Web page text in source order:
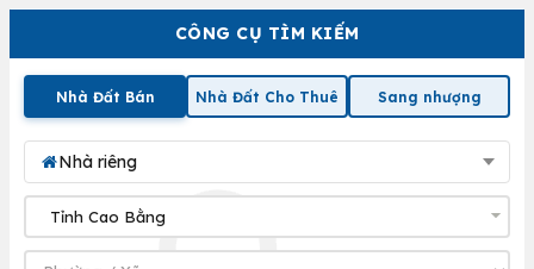
CÔNG CỤ TÌM KIẾM
Nhà Đất Bán Nhà Đất Cho Thuê Sang nhượng
Nhà riêng